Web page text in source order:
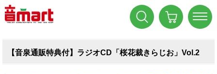
【音泉通販特典付】ラジオCD「桜花裁きらじお」Vol.2